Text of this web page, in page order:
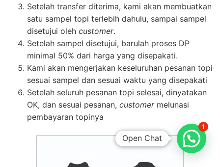
Setelah transfer diterima, kami akan membuatkan
satu sampel topi terlebih dahulu, sampai sampel
disetujui oleh customer.
Setelah sampel disetujui, barulah proses DP
minimal 50% dari harga yang disepakati.
Kami akan mengerjakan keseluruhan pesanan topi
sesuai sampel dan sesuai waktu yang disepakati
Setelah seluruh pesanan topi selesai, dinyatakan
OK, dan sesuai pesanan, customer melunasi
pembayaran topinya
Open Chat
1